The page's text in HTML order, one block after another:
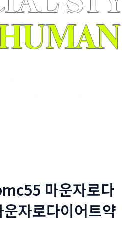
마운자로다
자로다이어트약